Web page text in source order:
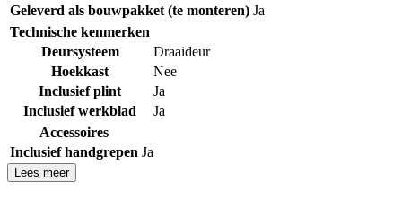
Geleverd als bouwpakket (te monteren) Ja
Technische kenmerken
Deursysteem
Draaideur
Hoekkast
Nee
Inclusief plint
Ja
Inclusief werkblad
Ja
Accessoires
Inclusief handgrepen Ja
Lees meer